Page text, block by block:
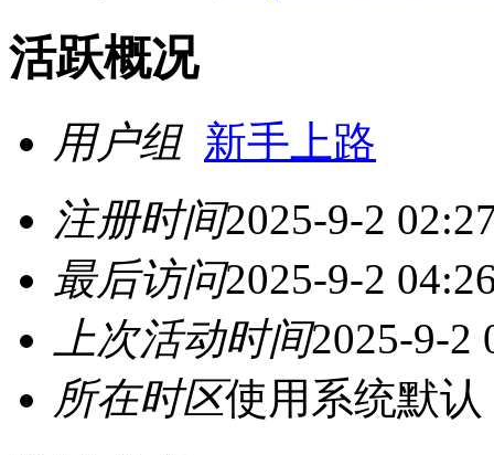
活跃概况
用户组 新手上路
注册时间2025-9-2
最后访问2025-9-2
上次活动时间2025-9-2
所在时区使用系统默认